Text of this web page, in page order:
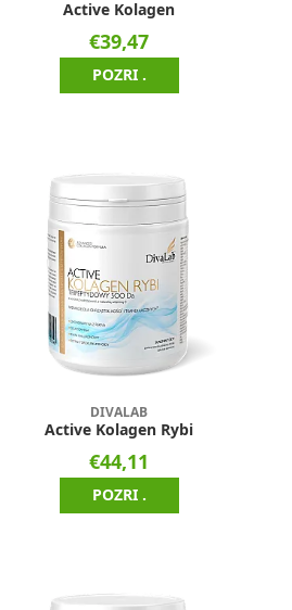
Active Kolagen
€39,47
POZRI .
DIVALAB
Active Kolagen Rybi
€44,11
POZRI .